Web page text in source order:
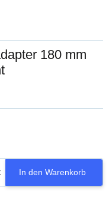
180 mm
In den Warenkorb